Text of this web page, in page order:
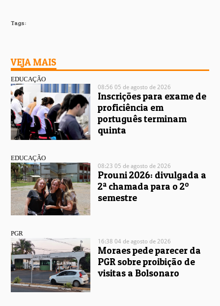
Tags:
VEJA MAIS
EDUCAÇÃO
08:56 05 de agosto de 2026
Inscrições para exame de
proficiência em
português terminam
quinta
EDUCAÇÃO
08:23 05 de agosto de 2026
Prouni 2026: divulgada a
2ª chamada para o 2º
semestre
PGR
16:38 04 de agosto de 2026
Moraes pede parecer da
PGR sobre proibição de
visitas a Bolsonaro